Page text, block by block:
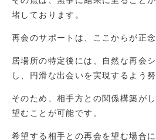
堵しております。
再会のサポートは、ここからが正念
居場所の特定後には、自然な再会
し、円滑な出会いを実現するよう
そのため、相手方との関係構築が
望むことが可能です。
希望する相手との再会を望む場合